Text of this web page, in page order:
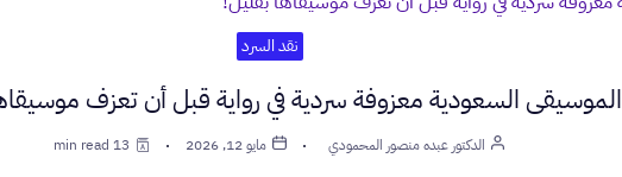
نقد السرد
الموسيقى السعودية معزوفة سردية في رواية قبل أن تعزف
الدكتور عبده منصور المحمودي مايو 12, 2026 13 min read